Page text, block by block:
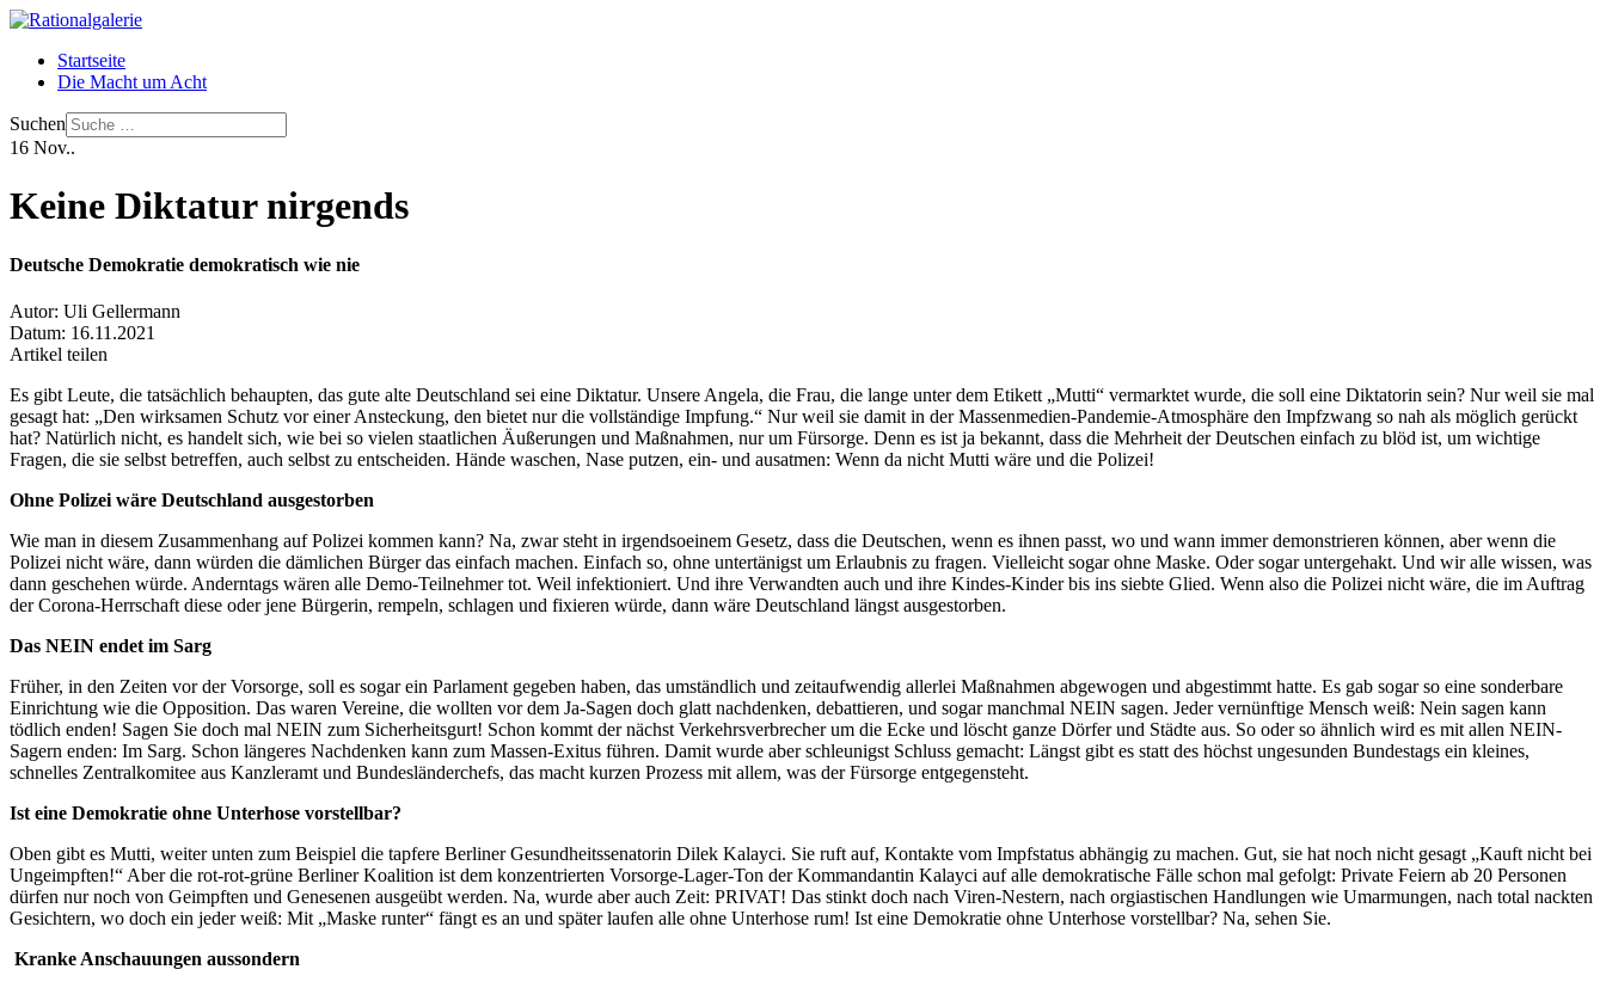
Startseite
Die Macht um Acht
Suchen
16 Nov..
Keine Diktatur nirgends
Deutsche Demokratie demokratisch wie nie
Autor: Uli Gellermann
Datum: 16.11.2021
Artikel teilen
Es gibt Leute, die tatsächlich behaupten, das gute alte Deutschland sei eine Diktatur. Unsere Angela, die Frau, die lange unter dem Etikett „Mutti“ vermarktet wurde, die soll eine Diktatorin sein? Nur weil sie mal
gesagt hat: „Den wirksamen Schutz vor einer Ansteckung, den bietet nur die vollständige Impfung.“ Nur weil sie damit in der Massenmedien-Pandemie-Atmosphäre den Impfzwang so nah als möglich gerückt
hat? Natürlich nicht, es handelt sich, wie bei so vielen staatlichen Äußerungen und Maßnahmen, nur um Fürsorge. Denn es ist ja bekannt, dass die Mehrheit der Deutschen einfach zu blöd ist, um wichtige
Fragen, die sie selbst betreffen, auch selbst zu entscheiden. Hände waschen, Nase putzen, ein- und ausatmen: Wenn da nicht Mutti wäre und die Polizei!
Ohne Polizei wäre Deutschland ausgestorben
Wie man in diesem Zusammenhang auf Polizei kommen kann? Na, zwar steht in irgendsoeinem Gesetz, dass die Deutschen, wenn es ihnen passt, wo und wann immer demonstrieren können, aber wenn die
Polizei nicht wäre, dann würden die dämlichen Bürger das einfach machen. Einfach so, ohne untertänigst um Erlaubnis zu fragen. Vielleicht sogar ohne Maske. Oder sogar untergehakt. Und wir alle wissen, was
dann geschehen würde. Anderntags wären alle Demo-Teilnehmer tot. Weil infektioniert. Und ihre Verwandten auch und ihre Kindes-Kinder bis ins siebte Glied. Wenn also die Polizei nicht wäre, die im Auftrag
der Corona-Herrschaft diese oder jene Bürgerin, rempeln, schlagen und fixieren würde, dann wäre Deutschland längst ausgestorben.
Das NEIN endet im Sarg
Früher, in den Zeiten vor der Vorsorge, soll es sogar ein Parlament gegeben haben, das umständlich und zeitaufwendig allerlei Maßnahmen abgewogen und abgestimmt hatte. Es gab sogar so eine sonderbare
Einrichtung wie die Opposition. Das waren Vereine, die wollten vor dem Ja-Sagen doch glatt nachdenken, debattieren, und sogar manchmal NEIN sagen. Jeder vernünftige Mensch weiß: Nein sagen kann
tödlich enden! Sagen Sie doch mal NEIN zum Sicherheitsgurt! Schon kommt der nächst Verkehrsverbrecher um die Ecke und löscht ganze Dörfer und Städte aus. So oder so ähnlich wird es mit allen NEIN-
Sagern enden: Im Sarg. Schon längeres Nachdenken kann zum Massen-Exitus führen. Damit wurde aber schleunigst Schluss gemacht: Längst gibt es statt des höchst ungesunden Bundestags ein kleines,
schnelles Zentralkomitee aus Kanzleramt und Bundesländerchefs, das macht kurzen Prozess mit allem, was der Fürsorge entgegensteht.
Ist eine Demokratie ohne Unterhose vorstellbar?
Oben gibt es Mutti, weiter unten zum Beispiel die tapfere Berliner Gesundheitssenatorin Dilek Kalayci. Sie ruft auf, Kontakte vom Impfstatus abhängig zu machen. Gut, sie hat noch nicht gesagt „Kauft nicht bei
Ungeimpften!“ Aber die rot-rot-grüne Berliner Koalition ist dem konzentrierten Vorsorge-Lager-Ton der Kommandantin Kalayci auf alle demokratische Fälle schon mal gefolgt: Private Feiern ab 20 Personen
dürfen nur noch von Geimpften und Genesenen ausgeübt werden. Na, wurde aber auch Zeit: PRIVAT! Das stinkt doch nach Viren-Nestern, nach orgiastischen Handlungen wie Umarmungen, nach total nackten
Gesichtern, wo doch ein jeder weiß: Mit „Maske runter“ fängt es an und später laufen alle ohne Unterhose rum! Ist eine Demokratie ohne Unterhose vorstellbar? Na, sehen Sie.
Kranke Anschauungen aussondern